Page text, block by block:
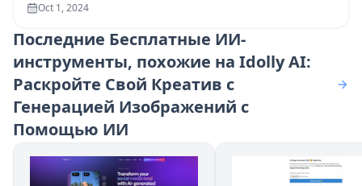
Oct 1, 2024
Последние Бесплатные ИИ-
инструменты, похожие на Idolly AI:
Раскройте Свой Креатив с
Генерацией Изображений с
Помощью ИИ